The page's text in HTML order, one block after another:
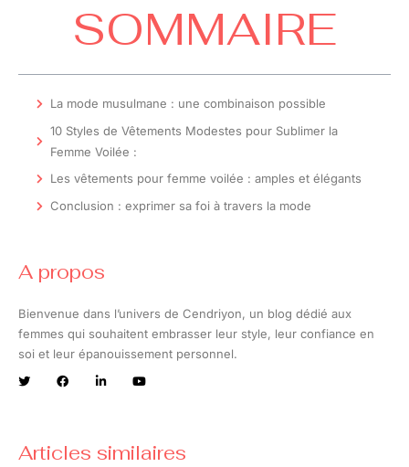
SOMMAIRE
La mode musulmane : une combinaison possible
10 Styles de Vêtements Modestes pour Sublimer la
Femme Voilée :
Les vêtements pour femme voilée : amples et élégants
Conclusion : exprimer sa foi à travers la mode
A propos
Bienvenue dans l’univers de Cendriyon, un blog dédié aux
femmes qui souhaitent embrasser leur style, leur confiance en
soi et leur épanouissement personnel.
Articles similaires